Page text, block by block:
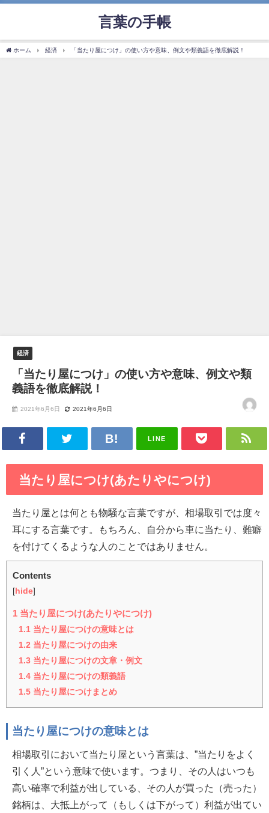
言葉の手帳
ホーム 経済 「当たり屋につけ」の使い方や意味、例文や類義語を徹底解説！
経済
「当たり屋につけ」の使い方や意味、例文や類
義語を徹底解説！
2021年6月6日 2021年6月6日
LINE
当たり屋につけ(あたりやにつけ)
当たり屋とは何とも物騒な言葉ですが、相場取引では度々
耳にする言葉です。もちろん、自分から車に当たり、難癖
を付けてくるような人のことではありません。
Contents
[ hide]
1 当たり屋につけ(あたりやにつけ)
1.1 当たり屋につけの意味とは
1.2 当たり屋につけの由来
1.3 当たり屋につけの文章・例文
1.4 当たり屋につけの類義語
1.5 当たり屋につけまとめ
当たり屋につけの意味とは
相場取引において当たり屋という言葉は、”当たりをよく
引く人”という意味で使います。つまり、その人はいつも
高い確率で利益が出している、その人が買った（売った）
銘柄は、大抵上がって（もしくは下がって）利益が出てい